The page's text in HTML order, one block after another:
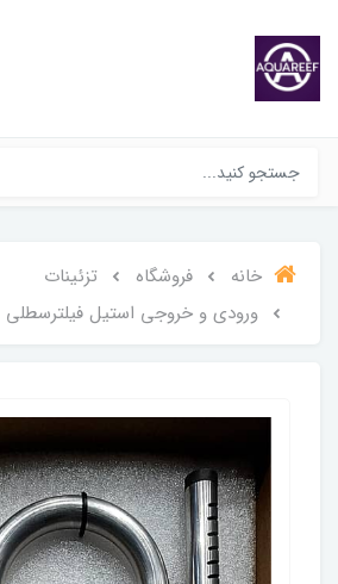
خانه فروشگاه
تزئینات
ورودی و خروجی استیل فیلترسطلی ATS سایز 16